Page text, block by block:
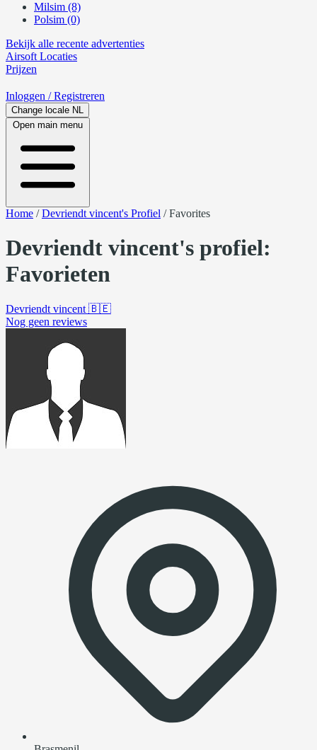
Milsim (8)
Polsim (0)
Bekijk alle recente advertenties
Airsoft Locaties
Prijzen
Inloggen / Registreren
Change locale NL
Open main menu
Home /Devriendt vincent's Profiel /Favorites
Devriendt vincent's profiel:
Favorieten
Devriendt vincent 🇧🇪
Nog geen reviews